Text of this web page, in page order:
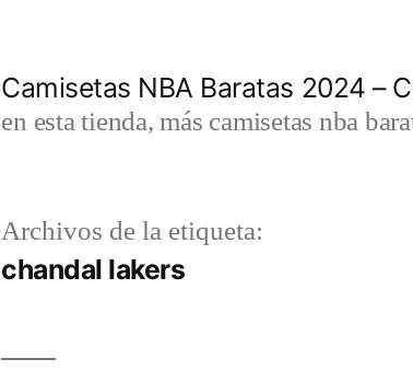
Camisetas NBA Baratas 2024 –
en esta tienda, más camisetas nba
Archivos de la etiqueta:
chandal lakers